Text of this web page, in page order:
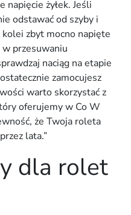
napięcie żyłek. Jeśli
odstawać od szyby i
zbyt mocno napięte
przesuwaniu
naciąg na etapie
zamocujesz
warto skorzystać z
oferujemy w Co W
że Twoja roleta
lata.”
dla rolet